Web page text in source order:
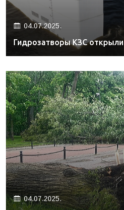
04.07.2025.
Гидрозатворы КЗС открыли
04.07.2025.